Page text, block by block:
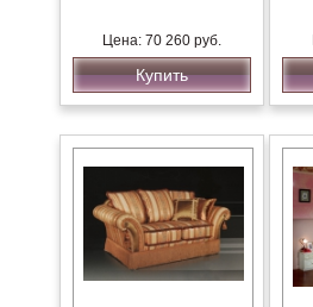
Цена: 70 260 руб.
Купить